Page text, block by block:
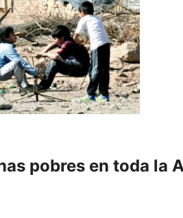
pobres en toda la